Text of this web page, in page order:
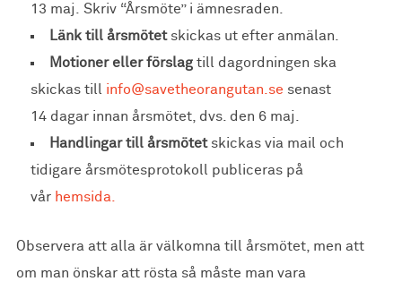
13 maj. Skriv “Årsmöte” i ämnesraden.
Länk till årsmötet skickas ut efter anmälan.
Motioner eller förslagtill dagordningen ska
skickas till info@savetheorangutan.se senast
14 dagar innan årsmötet, dvs. den 6 maj.
Handlingar till årsmötetskickas via mail och
tidigare årsmötesprotokoll publiceras på
vår hemsida.
Observera att alla är välkomna till årsmötet, men att
om man önskar att rösta så måste man vara